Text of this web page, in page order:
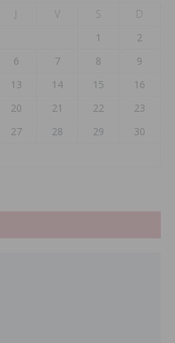
J V S
D
1
2
6 7 8
9
13 14 15
16
20 21 22
23
27 28 29
30